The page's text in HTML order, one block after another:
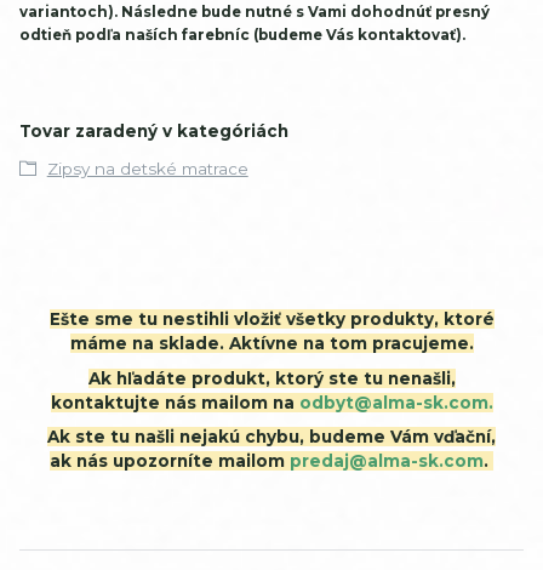
variantoch). Následne bude nutné s Vami dohodnúť presný
odtieň podľa naších farebníc (budeme Vás kontaktovať).
Tovar zaradený v kategóriách
Zipsy na detské matrace
Ešte sme tu nestihli vložiť všetky produkty, ktoré
máme na sklade. Aktívne na tom pracujeme.
Ak hľadáte produkt, ktorý ste tu nenašli,
kontaktujte nás mailom na odbyt@alma-sk.com.
Ak ste tu našli nejakú chybu, budeme Vám vďační,
ak nás upozorníte mailom predaj@alma-sk.com.